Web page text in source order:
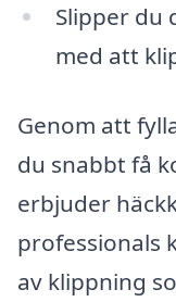
Slipper du
med att
Genom att
du snabbt få
erbjuder
professionals
av klippning